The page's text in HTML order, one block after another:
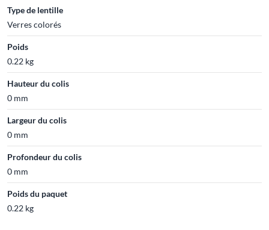
Type de lentille
Verres colorés
Poids
0.22 kg
Hauteur du colis
0 mm
Largeur du colis
0 mm
Profondeur du colis
0 mm
Poids du paquet
0.22 kg